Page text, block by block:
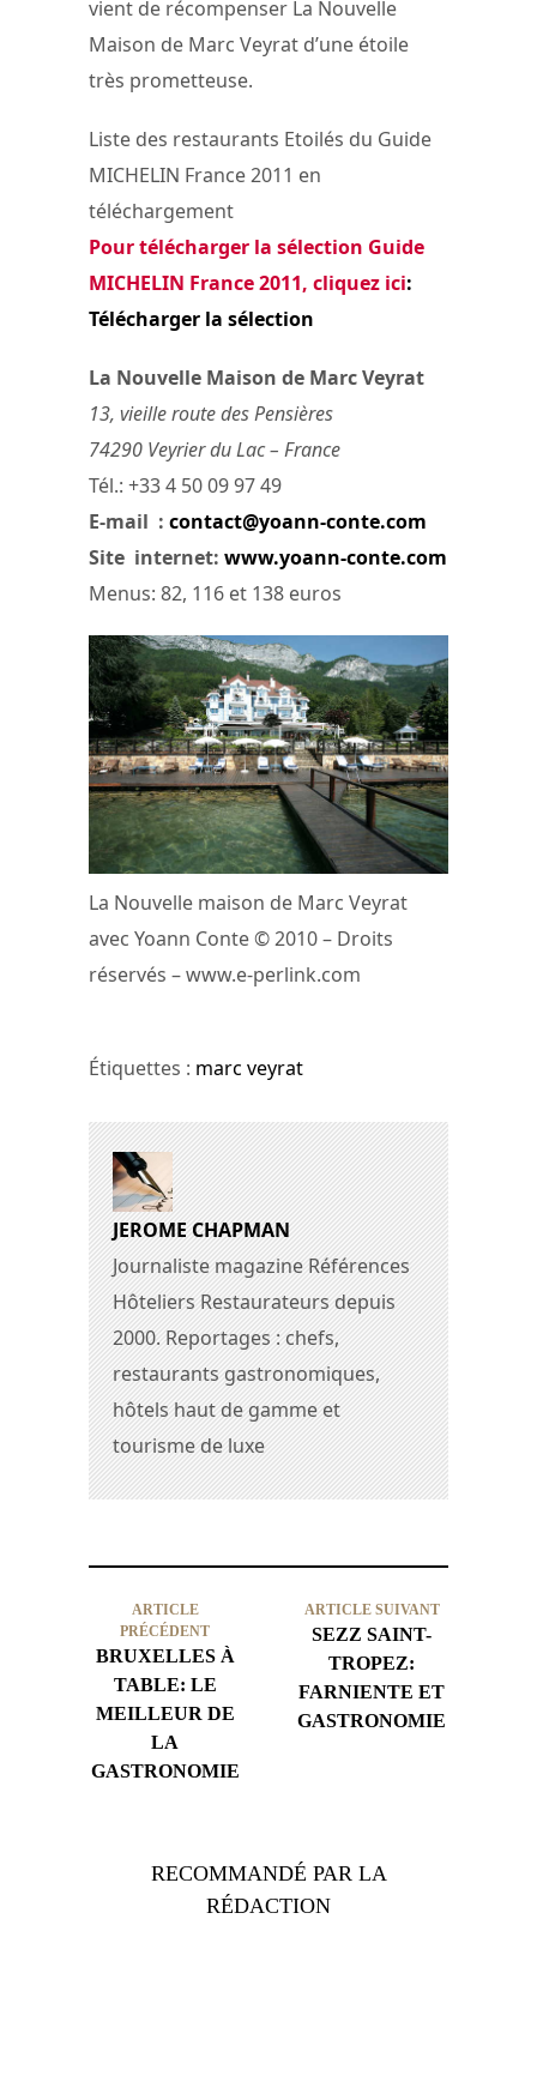
vient de récompenser La Nouvelle
Maison de Marc Veyrat d’une étoile
très prometteuse.
Liste des restaurants Etoilés du Guide
MICHELIN France 2011 en
téléchargement
Pour télécharger la sélection Guide
MICHELIN France 2011, cliquez ici:
Télécharger la sélection
La Nouvelle Maison de Marc Veyrat
13, vieille route des Pensières
74290 Veyrier du Lac – France
Tél.: +33 4 50 09 97 49
E-mail : contact@yoann-conte.com
Site internet: www.yoann-conte.com
Menus: 82, 116 et 138 euros
La Nouvelle maison de Marc Veyrat
avec Yoann Conte © 2010 – Droits
réservés – www.e-perlink.com
Étiquettes : marc veyrat
JEROME CHAPMAN
Journaliste magazine Références
Hôteliers Restaurateurs depuis
2000. Reportages : chefs,
restaurants gastronomiques,
hôtels haut de gamme et
tourisme de luxe
ARTICLE
PRÉCÉDENT
BRUXELLES À
TABLE: LE
MEILLEUR DE
LA
GASTRONOMIE
ARTICLE SUIVANT
SEZZ SAINT-
TROPEZ:
FARNIENTE ET
GASTRONOMIE
RECOMMANDÉ PAR LA
RÉDACTION